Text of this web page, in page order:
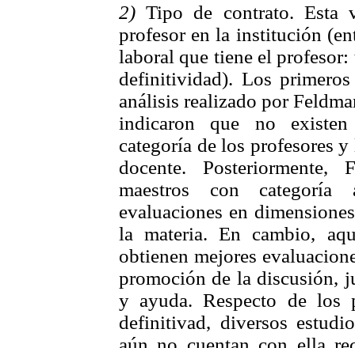
2) Tipo de contrato. Esta
profesor en la institución
laboral que tiene el
definitividad). Los
análisis realizado por
indicaron que no
categoría de los profesores
docente.
maestros con categoría
evaluaciones en
la materia. En cambio,
obtienen mejores
promoción de la discusión,
y ayuda. Respecto de los
definitivad, diversos